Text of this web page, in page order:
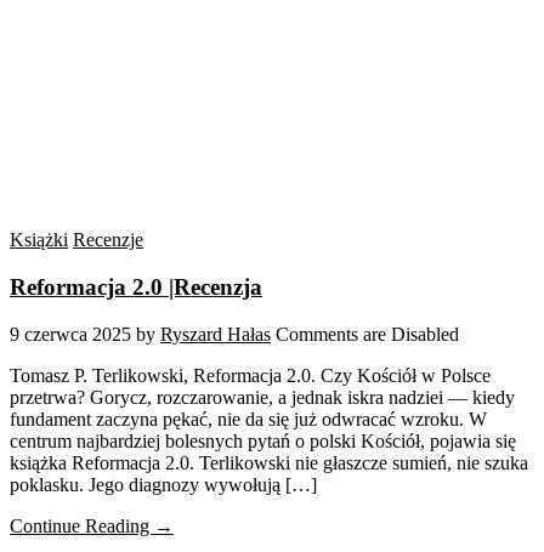
Książki Recenzje
Reformacja 2.0 |Recenzja
9 czerwca 2025 by Ryszard Hałas Comments are Disabled
Tomasz P. Terlikowski, Reformacja 2.0. Czy Kościół w Polsce
przetrwa? Gorycz, rozczarowanie, a jednak iskra nadziei — kiedy
fundament zaczyna pękać, nie da się już odwracać wzroku. W
centrum najbardziej bolesnych pytań o polski Kościół, pojawia się
książka Reformacja 2.0. Terlikowski nie głaszcze sumień, nie szuka
poklasku. Jego diagnozy wywołują […]
Continue Reading →